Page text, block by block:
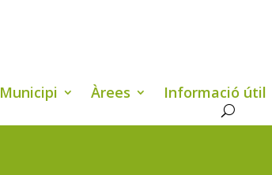
Municipi Àrees Informació útil